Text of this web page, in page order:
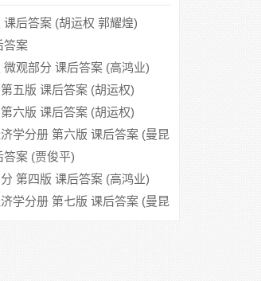
后答案 (胡运权 郭耀煌)
答案
观部分 课后答案 (高鸿业)
五版 课后答案 (胡运权)
六版 课后答案 (胡运权)
学分册 第六版 课后答案 (曼昆
案 (贾俊平)
第四版 课后答案 (高鸿业)
学分册 第七版 课后答案 (曼昆